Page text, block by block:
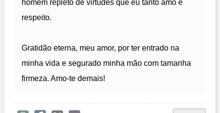
homem repleto de virtudes que eu tanto amo e
respeito.
Gratidão eterna, meu amor, por ter entrado na
minha vida e segurado minha mão com tamanha
firmeza. Amo-te demais!